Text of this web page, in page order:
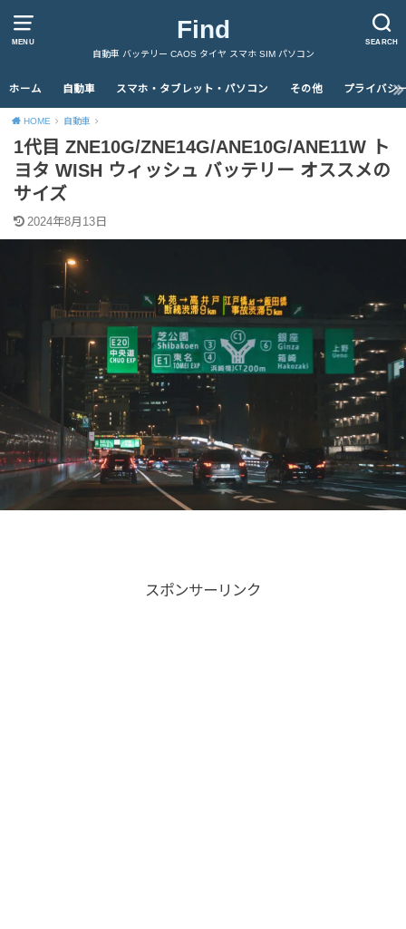
MENU SEARCH
Find
自動車 バッテリー CAOS タイヤ スマホ SIM パソコン
ホーム 自動車 スマホ・タブレット・パソコン その他 プライバシ
HOME 自動車
1代目 ZNE10G/ZNE14G/ANE10G/ANE11W ト
ヨタ WISH ウィッシュ バッテリー オススメの
サイズ
2024年8月13日
スポンサーリンク